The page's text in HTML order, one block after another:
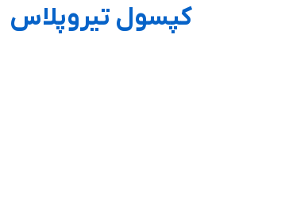
کپسول تیروپلاس